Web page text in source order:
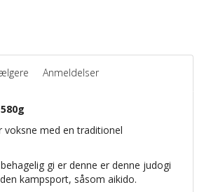
Anmeldelser
voksne med en traditionel
gi er denne er denne judogi
kampsport, såsom aikido.